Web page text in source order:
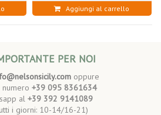
Aggiungi al carrello
PER NOI
oppure
numero +39 095 8361634
al +39 392 9141089
i giorni: 10-14/16-21)